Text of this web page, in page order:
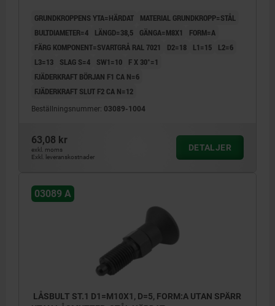
GRUNDKROPPENS YTA=HÄRDAT
MATERIAL GRUNDKROPP=STÅL
BULTDIAMETER=4
LÄNGD=38,5 GÄNGA=M8X1
FORM=A
FÄRG KOMPONENT=SVARTGRÅ RAL 7021
D2=18 L1=15
L2=6
L3=13
SLAG S=4 SW1=10
F X 30°=1
FJÄDERKRAFT BÖRJAN F1 CA N=6
FJÄDERKRAFT SLUT F2 CA N=12
Beställningsnummer: 03089-1004
63,08 kr
exkl. moms
Exkl. leveranskostnader
DETALJER
03089 A
LÅSBULT ST.1 D1=M10X1, D=5, FORM:A UTAN SPÄRR